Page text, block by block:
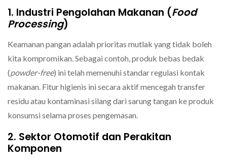
1. Industri Pengolahan Makanan (Food
Processing)
Keamanan pangan adalah prioritas mutlak yang tidak boleh
kita kompromikan. Sebagai contoh, produk bebas bedak
(powder-free) ini telah memenuhi standar regulasi kontak
makanan. Fitur higienis ini secara aktif mencegah transfer
residu atau kontaminasi silang dari sarung tangan ke produk
konsumsi selama proses pengemasan.
2. Sektor Otomotif dan Perakitan
Komponen